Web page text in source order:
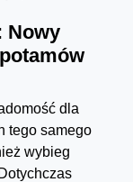
Nowy
dla
tego samego
wybieg